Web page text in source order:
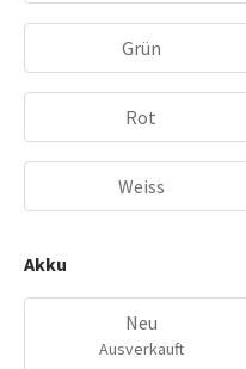
Grün
Rot
Weiss
Akku
Neu
Ausverkauft